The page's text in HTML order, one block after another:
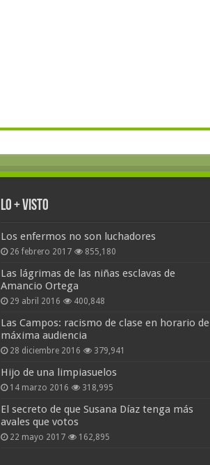
Lo + Visto
Los enfermos no son luchadores
26 febrero 2017 855,180
Las lágrimas de las niñas esclavas de
Amancio Ortega
29 abril 2016 400,848
Las Campos: racismo de clase en horario de
máxima audiencia
28 diciembre 2016 379,941
Hijo de una limpiasuelos
14 marzo 2016 318,995
El secreto de que Susana Díaz tenga más
avales que votos
22 mayo 2017 162,895